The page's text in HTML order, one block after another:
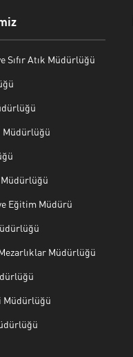
Sıfır Atık Müdürlüğü
Müdürlüğü
Eğitim Müdürü
Müdürlüğü
Müdürlüğü